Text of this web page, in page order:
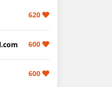
620
600
600